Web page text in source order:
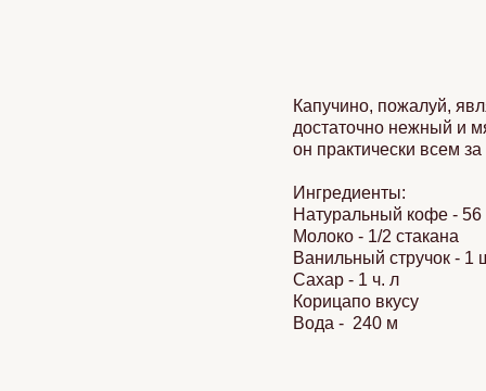
Капучино, пожалуй,
достаточно нежный и
он практически всем
Ингредиенты:
Натуральный кофе - 56
Молоко - 1/2 стакана
Ванильный стручок - 1
Сахар - 1 ч. л
Корицапо вкусу
Вода - 240 м